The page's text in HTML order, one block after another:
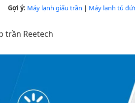
Gợi ý: Máy lạnh giấu trần | Máy lạnh tủ
trần Reetech